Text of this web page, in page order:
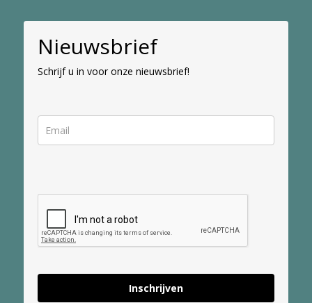
Nieuwsbrief
Schrijf u in voor onze nieuwsbrief!
Inschrijven